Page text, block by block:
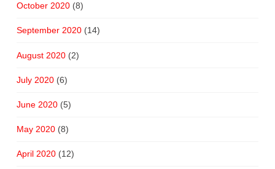
October 2020(8)
September 2020(14)
August 2020(2)
July 2020(6)
June 2020(5)
May 2020(8)
April 2020(12)